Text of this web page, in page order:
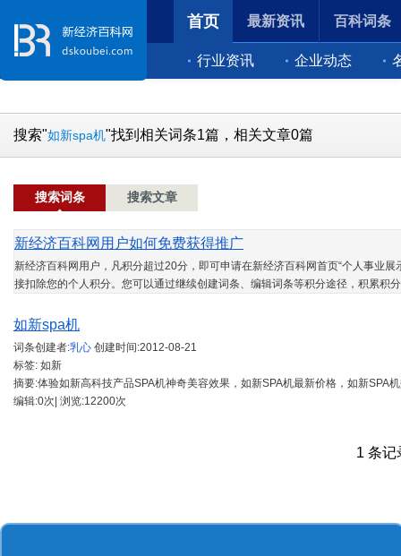
首页
行业资讯 企业动态
最新资讯 百科词条
搜索"如新spa机"找到相关词条1篇，相关文章0篇
搜索词条 搜索文章
新经济百科网用户如何免费获得推广
新经济百科网用户，凡积分超过20分，即可申请在新经济百科网首页“个人事业
接扣除您的个人积分。您可以通过继续创建词条、编辑词条等积分途径，积累积
如新spa机
词条创建者:乳心 创建时间:2012-08-21
标签: 如新
摘要:体验如新高科技产品SPA机神奇美容效果，如新SPA机最新价格，如新SPA
编辑:0次| 浏览:12200次
1 条记